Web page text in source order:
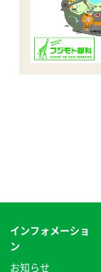
インフォメーショ
ン
お知らせ